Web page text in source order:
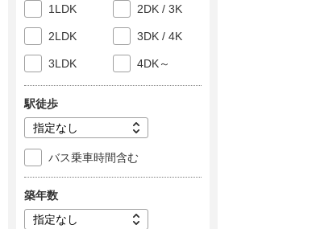
1LDK 2DK / 3K
2LDK 3DK / 4K
3LDK 4DK～
駅徒歩
バス乗車時間含む
築年数